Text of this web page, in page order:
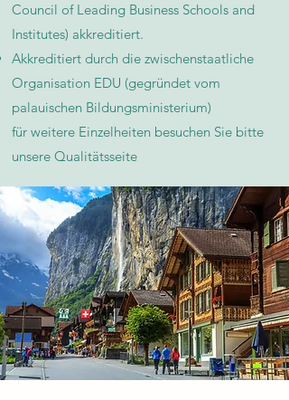
Council of Leading Business Schools and
Institutes) akkreditiert.
Akkreditiert durch die zwischenstaatliche
Organisation EDU (gegründet vom
palauischen Bildungsministerium)
für weitere Einzelheiten besuchen Sie bitte
unsere Qualitätsseite​